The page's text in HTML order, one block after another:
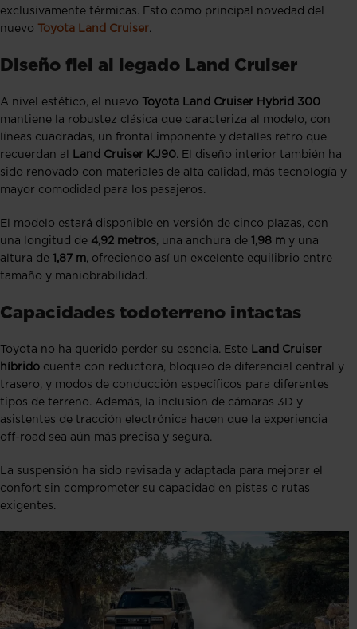
exclusivamente térmicas. Esto como principal novedad del
nuevo Toyota Land Cruiser.
Diseño fiel al legado Land Cruiser
A nivel estético, el nuevo Toyota Land Cruiser Hybrid 300
mantiene la robustez clásica que caracteriza al modelo, con
líneas cuadradas, un frontal imponente y detalles retro que
recuerdan al
Land Cruiser KJ90. El diseño interior también ha
sido renovado con materiales de alta calidad, más tecnología y
mayor comodidad para los pasajeros.
El modelo estará disponible en versión de cinco plazas, con
una longitud de 4,92 metros, una anchura de 1,98 m y una
altura de 1,87 m, ofreciendo así un excelente equilibrio entre
tamaño y maniobrabilidad.
Capacidades todoterreno intactas
Toyota no ha querido perder su esencia. Este Land Cruiser
híbrido cuenta con reductora, bloqueo de diferencial central y
trasero, y modos de conducción específicos para diferentes
tipos de terreno. Además, la inclusión de cámaras 3D y
asistentes de tracción electrónica hacen que la experiencia
off-road sea aún más precisa y segura.
La suspensión ha sido revisada y adaptada para mejorar el
confort sin comprometer su capacidad en pistas o rutas
exigentes.